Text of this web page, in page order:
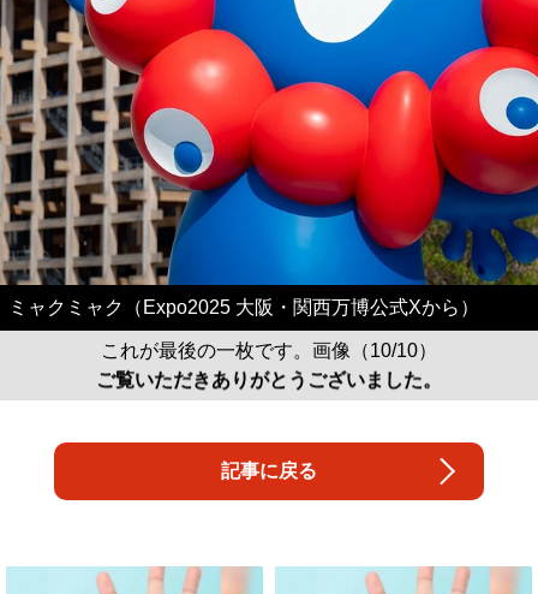
ミャクミャク（Expo2025 大阪・関西万博公式Xから）
これが最後の一枚です。画像（10/10）
ご覧いただきありがとうございました。
記事に戻る